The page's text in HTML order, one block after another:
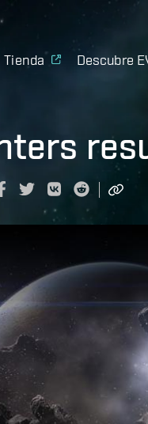
Tienda Descubre